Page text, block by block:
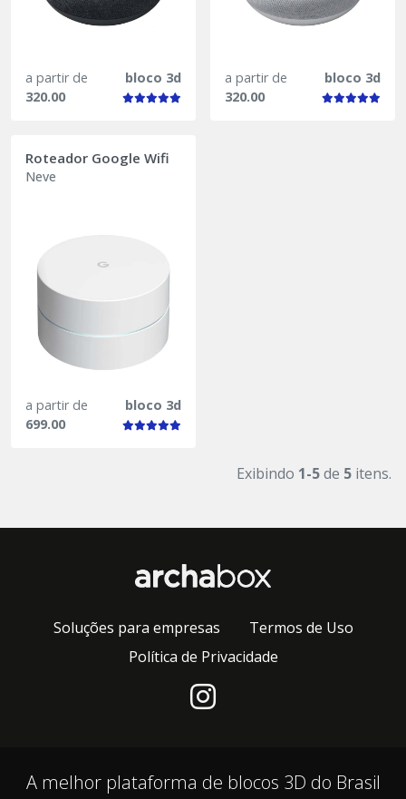
a partir de
320.00
bloco 3d
a partir de
320.00
bloco 3d
Roteador Google Wifi
Neve
a partir de
699.00
bloco 3d
Exibindo 1-5de 5 itens.
Soluções para empresas
Termos de Uso
Política de Privacidade
A melhor plataforma de blocos 3D do Brasil